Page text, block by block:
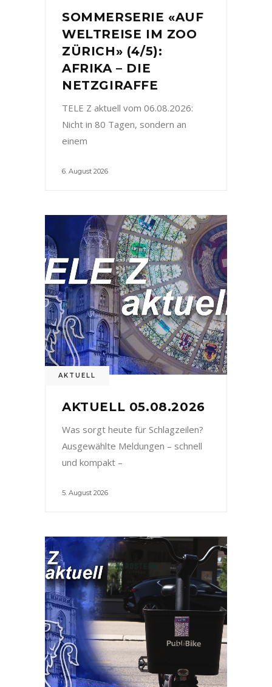
SOMMERSERIE «AUF
WELTREISE IM ZOO
ZÜRICH» (4/5):
AFRIKA – DIE
NETZGIRAFFE
TELE Z aktuell vom 06.08.2026:
Nicht in 80 Tagen, sondern an
einem
6. August 2026
AKTUELL
AKTUELL 05.08.2026
Was sorgt heute für Schlagzeilen?
Ausgewählte Meldungen – schnell
und kompakt –
5. August 2026